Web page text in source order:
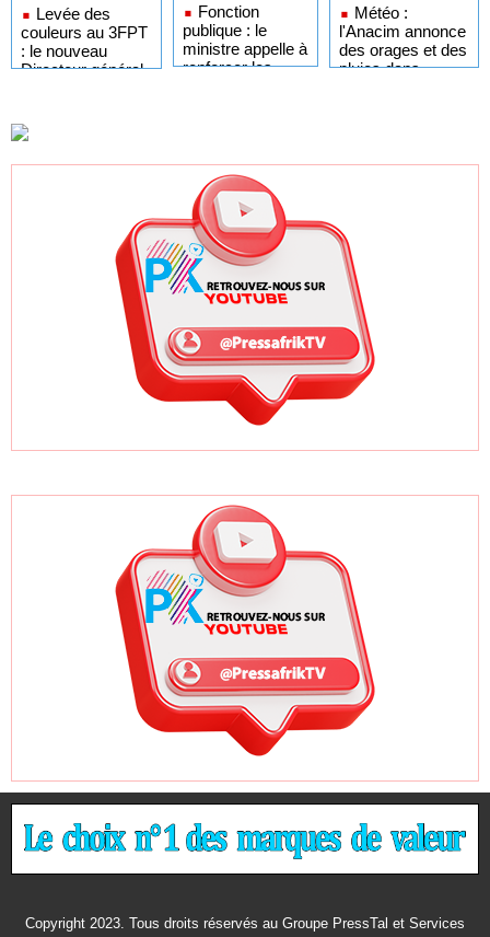
Levée des
couleurs au 3FPT
: le nouveau
Directeur général
au sens du devoir
Fonction
publique : le
ministre appelle à
renforcer les
Météo :
l'Anacim annonce
des orages et des
pluies dans
Copyright 2023. Tous droits réservés au Groupe PressTal et Services